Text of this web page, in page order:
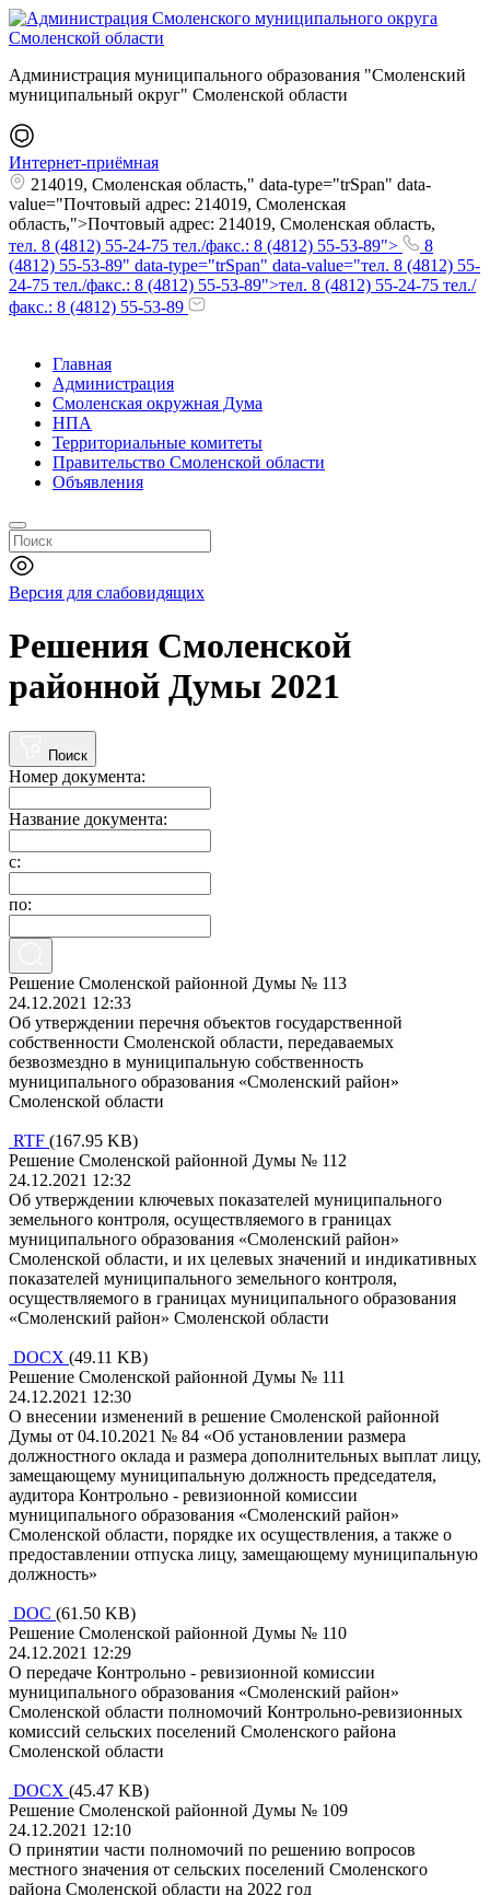
Администрация муниципального образования "Смоленский
муниципальный округ" Смоленской области
Интернет-приёмная
214019, Смоленская область," data-type="trSpan" data-
value="Почтовый адрес: 214019, Смоленская
область,">Почтовый адрес: 214019, Смоленская область,
тел. 8 (4812) 55-24-75 тел./факс.: 8 (4812) 55-53-89">
8
(4812) 55-53-89" data-type="trSpan" data-value="тел. 8 (4812) 55-
24-75 тел./факс.: 8 (4812) 55-53-89">тел. 8 (4812) 55-24-75 тел./
факс.: 8 (4812) 55-53-89
Главная
Администрация
Смоленская окружная Дума
НПА
Территориальные комитеты
Правительство Смоленской области
Объявления
Версия для слабовидящих
Решения Смоленской
районной Думы 2021
Поиск
Номер документа:
Название документа:
с:
по:
Решение Смоленской районной Думы № 113
24.12.2021 12:33
Об утверждении перечня объектов государственной
собственности Смоленской области, передаваемых
безвозмездно в муниципальную собственность
муниципального образования «Смоленский район»
Смоленской области
RTF (167.95 KB)
Решение Смоленской районной Думы № 112
24.12.2021 12:32
Об утверждении ключевых показателей муниципального
земельного контроля, осуществляемого в границах
муниципального образования «Смоленский район»
Смоленской области, и их целевых значений и индикативных
показателей муниципального земельного контроля,
осуществляемого в границах муниципального образования
«Смоленский район» Смоленской области
DOCX (49.11 KB)
Решение Смоленской районной Думы № 111
24.12.2021 12:30
О внесении изменений в решение Смоленской районной
Думы от 04.10.2021 № 84 «Об установлении размера
должностного оклада и размера дополнительных выплат лицу,
замещающему муниципальную должность председателя,
аудитора Контрольно - ревизионной комиссии
муниципального образования «Смоленский район»
Смоленской области, порядке их осуществления, а также о
предоставлении отпуска лицу, замещающему муниципальную
должность»
DOC (61.50 KB)
Решение Смоленской районной Думы № 110
24.12.2021 12:29
О передаче Контрольно - ревизионной комиссии
муниципального образования «Смоленский район»
Смоленской области полномочий Контрольно-ревизионных
комиссий сельских поселений Смоленского района
Смоленской области
DOCX (45.47 KB)
Решение Смоленской районной Думы № 109
24.12.2021 12:10
О принятии части полномочий по решению вопросов
местного значения от сельских поселений Смоленского
района Смоленской области на 2022 год